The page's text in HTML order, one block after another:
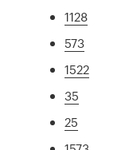
1128
573
1522
35
25